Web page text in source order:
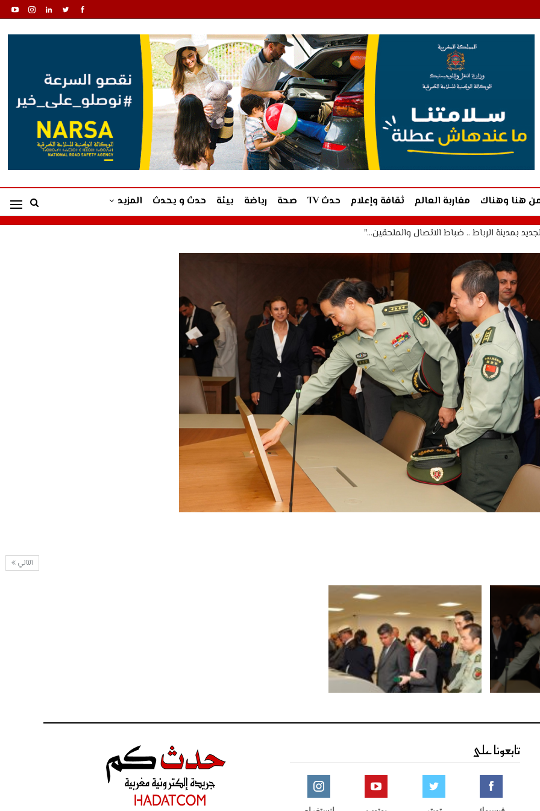
هنا وهناك مغاربة العالم ثقافة وإعلام حدث TV صحة رياضة بيئة حدث و يحدث المزيد
بمدينة الرباط .. ضباط الاتصال والملحقين…"
التالي
تابعونا على